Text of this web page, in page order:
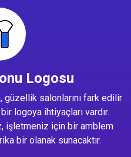
Logosu
salonlarını fark edilir
logoya ihtiyaçları vardır.
işletmeniz için bir amblem
bir olanak sunacaktır.